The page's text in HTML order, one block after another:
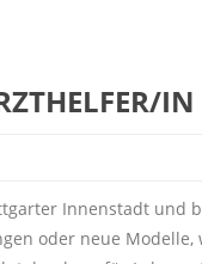
IN
Innenstadt und
oder neue